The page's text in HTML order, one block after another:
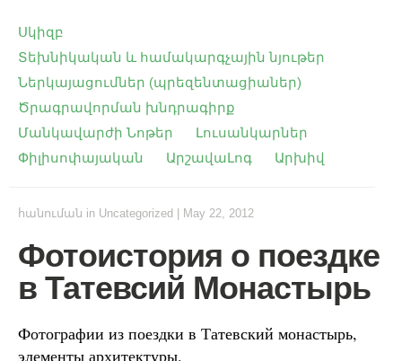
Սկիզբ
Տեխնիկական և համակարգչային նյութեր
Ներկայացումներ (պրեզենտացիաներ)
Ծրագրավորման խնդրագիրք
Մանկավարժի Նոթեր
Լուսանկարներ
Փիլիսոփայական
ԱրշավաԼոգ Արխիվ
հանուման in Uncategorized May 22, 2012
Фотоистория о поездке
в Татевсий Монастырь
Фотографии из поездки в Татевский монастырь,
элементы архитектуры.